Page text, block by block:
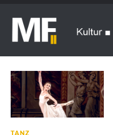
TANZ